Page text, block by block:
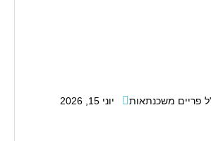
פריים משכנתאות יוני 15, 2026